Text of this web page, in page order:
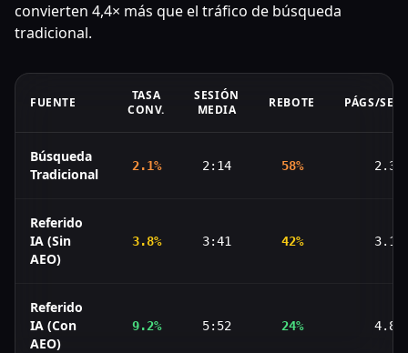
convierten 4,4× más que el tráfico de búsqueda
tradicional.
FUENTE
TASA
CONV.
SESIÓN
MEDIA
REBOTE PÁGS/
Búsqueda
Tradicional
2.1% 2:14 58% 2.3
Referido
IA (Sin
AEO)
3.8% 3:41 42% 3.1
Referido
IA (Con
AEO)
9.2% 5:52 24% 4.8